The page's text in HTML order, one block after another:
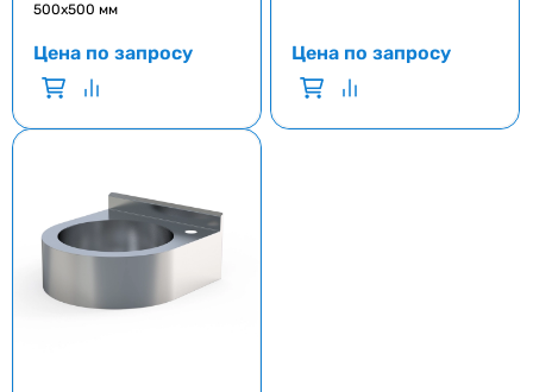
500x500 мм
Цена по запросу Цена по запросу